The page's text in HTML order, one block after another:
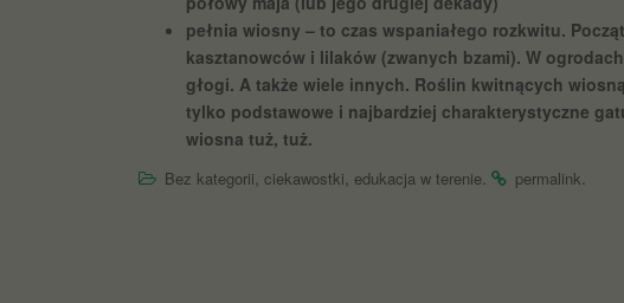
pełnia wiosny – to czas wspaniałego rozkwitu.
kasztanowców i lilaków (zwanych bzami). W
głogi. A także wiele innych. Roślin kwitnących
tylko podstawowe i najbardziej charakterystyczne
wiosna tuż, tuż.
Bez kategorii, ciekawostki, edukacja w terenie. permalink.